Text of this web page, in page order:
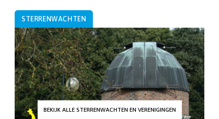
STERRENWACHTEN
BEKIJK ALLE STERRENWACHTEN EN VERENIGINGEN